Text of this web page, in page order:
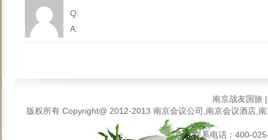
Q:
A:
南京战友国旅
版权所有 Copyright@ 2012-2013 南京会议公司,南京会议酒店,
联系电话：400-